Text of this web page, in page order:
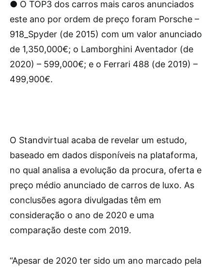
● O TOP3 dos carros mais caros anunciados
este ano por ordem de preço foram Porsche –
918_Spyder (de 2015) com um valor anunciado
de 1,350,000€; o Lamborghini Aventador (de
2020) – 599,000€; e o Ferrari 488 (de 2019) –
499,900€.
O Standvirtual acaba de revelar um estudo,
baseado em dados disponíveis na plataforma,
no qual analisa a evolução da procura, oferta e
preço médio anunciado de carros de luxo. As
conclusões agora divulgadas têm em
consideração o ano de 2020 e uma
comparação deste com 2019.
“Apesar de 2020 ter sido um ano marcado pela